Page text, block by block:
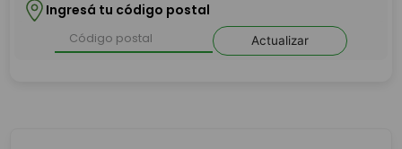
Ingresá tu código postal
Actualizar